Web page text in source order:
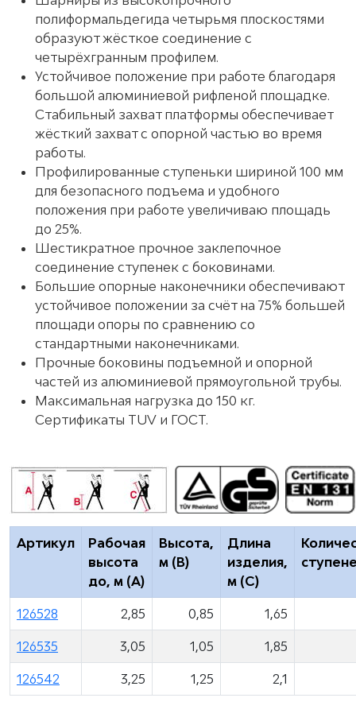
полиформальдегида четырьмя плоскостями
образуют жёсткое соединение с
четырёхгранным профилем.
Устойчивое положение при работе благодаря
большой алюминиевой рифленой площадке.
Стабильный захват платформы обеспечивает
жёсткий захват с опорной частью во время
работы.
Профилированные ступеньки шириной 100 мм
для безопасного подъема и удобного
положения при работе увеличиваю площадь
до 25%.
Шестикратное прочное заклепочное
соединение ступенек с боковинами.
Большие опорные наконечники обеспечивают
устойчивое положении за счёт на 75% большей
площади опоры по сравнению со
стандартными наконечниками.
Прочные боковины подъемной и опорной
частей из алюминиевой прямоугольной трубы.
Максимальная нагрузка до 150 кг.
Сертификаты TUV и ГОСТ.
Артикул
Рабочая
высота
до, м (A)
Высота,
м (B)
Длина
изделия,
м (C)
126528 2,85 0,85 1,65
126535 3,05 1,05 1,85
126542 3,25 1,25 2,1